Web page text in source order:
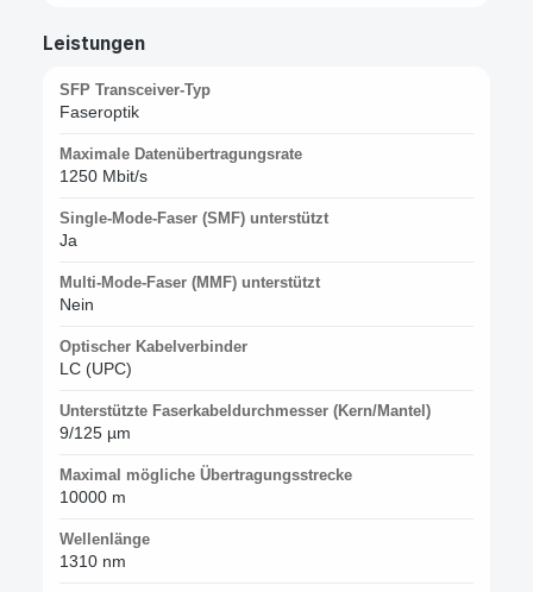
Leistungen
SFP Transceiver-Typ
Faseroptik
Maximale Datenübertragungsrate
1250 Mbit/s
Single-Mode-Faser (SMF) unterstützt
Ja
Multi-Mode-Faser (MMF) unterstützt
Nein
Optischer Kabelverbinder
LC (UPC)
Unterstützte Faserkabeldurchmesser (Kern/Mantel)
9/125 µm
Maximal mögliche Übertragungsstrecke
10000 m
Wellenlänge
1310 nm